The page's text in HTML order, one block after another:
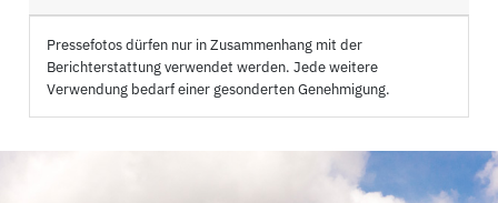
Pressefotos dürfen nur in Zusammenhang mit der
Berichterstattung verwendet werden. Jede weitere
Verwendung bedarf einer gesonderten Genehmigung.